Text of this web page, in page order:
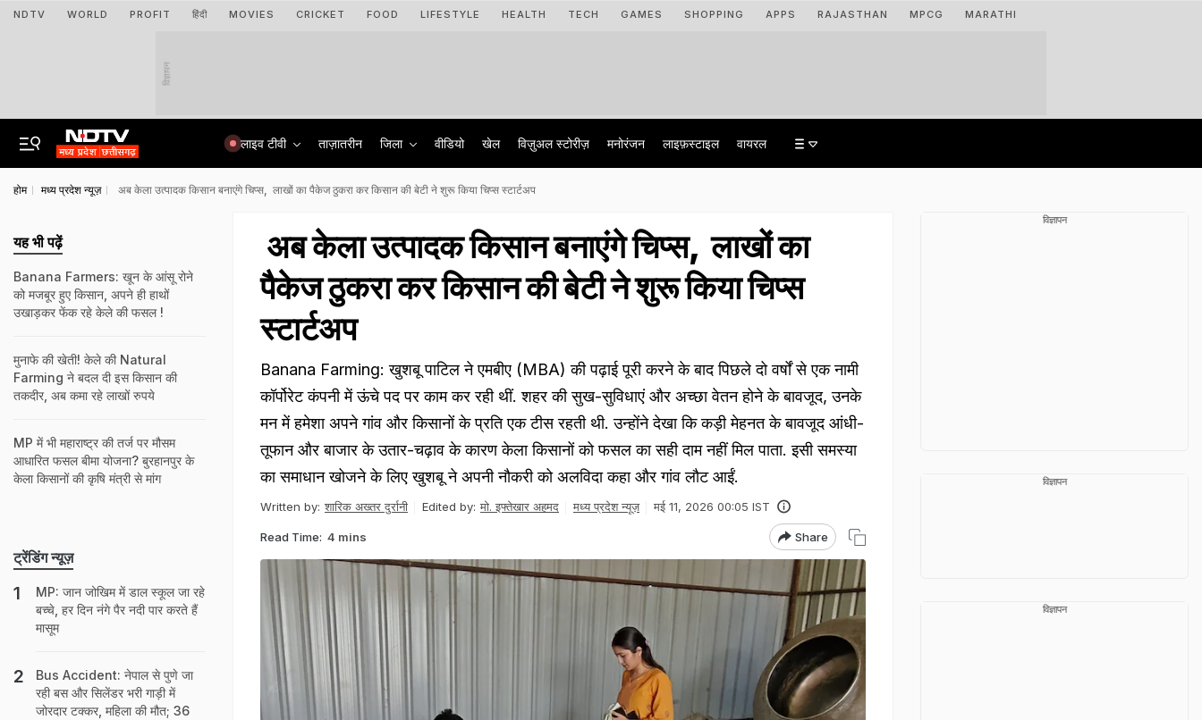
NDTV WORLD PROFIT हिंदी MOVIES CRICKET FOOD LIFESTYLE HEALTH TECH GAMES SHOPPING APPS RAJASTHAN MPCG MARATHI
विज्ञापन
लाइव टीवी ताज़ातरीन जिला वीडियो खेल विज़ुअल स्टोरीज़ मनोरंजन लाइफ़स्टाइल वायरल
होम मध्य प्रदेश न्यूज़ अब केला उत्पादक किसान बनाएंगे चिप्स, लाखों का पैकेज ठुकरा कर किसान की बेटी ने शुरू किया चिप्स स्टार्टअप
अब केला उत्पादक किसान बनाएंगे चिप्स, लाखों का
पैकेज ठुकरा कर किसान की बेटी ने शुरू किया चिप्स
स्टार्टअप
Banana Farming: खुशबू पाटिल ने एमबीए (MBA) की पढ़ाई पूरी करने के बाद पिछले दो वर्षों से एक नामी
कॉर्पोरेट कंपनी में ऊंचे पद पर काम कर रही थीं. शहर की सुख-सुविधाएं और अच्छा वेतन होने के बावजूद, उनके
मन में हमेशा अपने गांव और किसानों के प्रति एक टीस रहती थी. उन्होंने देखा कि कड़ी मेहनत के बावजूद आंधी-
तूफान और बाजार के उतार-चढ़ाव के कारण केला किसानों को फसल का सही दाम नहीं मिल पाता. इसी समस्या
का समाधान खोजने के लिए खुशबू ने अपनी नौकरी को अलविदा कहा और गांव लौट आईं.
Written by: शारिक अख्तर दुर्रानी Edited by: मो. इफ्तेखार अहमद मध्य प्रदेश न्यूज़ मई 11, 2026 00:05 IST
Read Time: 4 mins Share
यह भी पढ़ें
Banana Farmers: खून के आंसू रोने
को मजबूर हुए किसान, अपने ही हाथों
उखाड़कर फेंक रहे केले की फसल !
मुनाफे की खेती! केले की Natural
Farming ने बदल दी इस किसान की
तकदीर, अब कमा रहे लाखों रुपये
MP में भी महाराष्ट्र की तर्ज पर मौसम
आधारित फसल बीमा योजना? बुरहानपुर के
केला किसानों की कृषि मंत्री से मांग
ट्रेंडिंग न्यूज़
MP: जान जोखिम में डाल स्कूल जा रहे
बच्चे, हर दिन नंगे पैर नदी पार करते हैं
मासूम
Bus Accident: नेपाल से पुणे जा
रही बस और सिलेंडर भरी गाड़ी में
जोरदार टक्कर, महिला की मौत; 36
विज्ञापन
विज्ञापन
विज्ञापन